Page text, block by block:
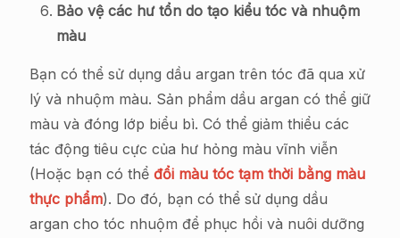
Bảo vệ các hư tổn do tạo kiểu tóc và nhuộm
màu
Bạn có thể sử dụng dầu argan trên tóc đã qua xử
lý và nhuộm màu. Sản phẩm dầu argan có thể giữ
màu và đóng lớp biểu bì. Có thể giảm thiểu các
tác động tiêu cực của hư hỏng màu vĩnh viễn
(Hoặc bạn có thể đổi màu tóc tạm thời bằng màu
thực phẩm). Do đó, bạn có thể sử dụng dầu
argan cho tóc nhuộm để phục hồi và nuôi dưỡng